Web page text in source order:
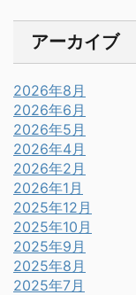
アーカイブ
2026年8月
2026年6月
2026年5月
2026年4月
2026年2月
2026年1月
2025年12月
2025年10月
2025年9月
2025年8月
2025年7月